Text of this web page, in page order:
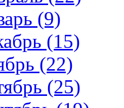
(9)
(15)
(22)
(25)